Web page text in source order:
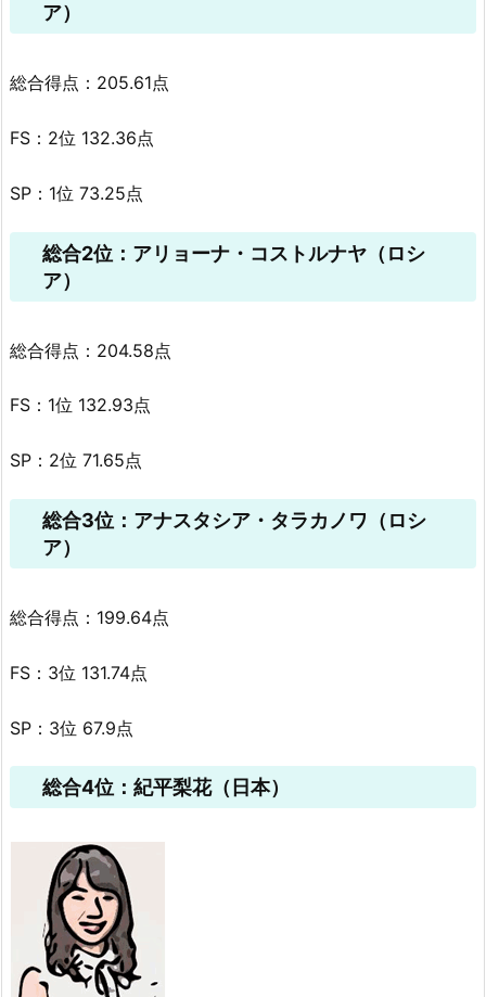
ア）
総合得点：205.61点
FS：2位 132.36点
SP：1位 73.25点
総合2位：アリョーナ・コストルナヤ（ロシ
ア）
総合得点：204.58点
FS：1位 132.93点
SP：2位 71.65点
総合3位：アナスタシア・タラカノワ（ロシ
ア）
総合得点：199.64点
FS：3位 131.74点
SP：3位 67.9点
総合4位：紀平梨花（日本）